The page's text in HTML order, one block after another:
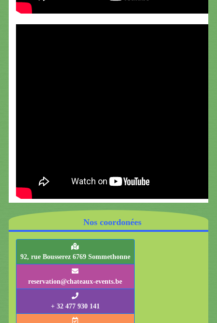
Nos coordonées
92, rue Bousserez 6769 Sommethonne
reservation@chateaux-events.be
+ 32 477 930 141